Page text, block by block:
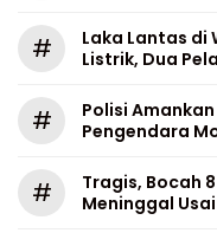
#
Laka Lantas di
Listrik, Dua
#
Polisi
Pengendara
#
Tragis, Bocah
Meninggal